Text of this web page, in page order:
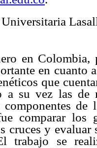
en Colombia,
en cuanto
que
a su vez las
componentes
comparar los
cruces y
trabajo se